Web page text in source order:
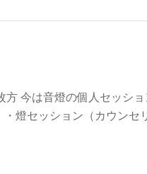
今は音燈の個人セッシ
燈セッション（カウンセ